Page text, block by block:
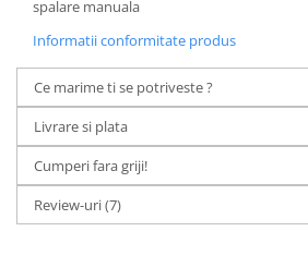
spalare manuala
Informatii conformitate produs
Ce marime ti se potriveste ?
Livrare si plata
Cumperi fara griji!
Review-uri(7)